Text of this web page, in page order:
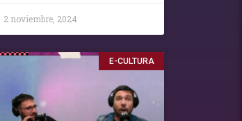
2 noviembre, 2024
E-CULTURA